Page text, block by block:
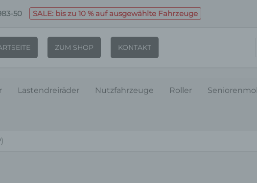
50 SALE: bis zu 10 % auf ausgewählte Fahrzeuge
ZUM SHOP KONTAKT
Lastendreiräder Nutzfahrzeuge Roller